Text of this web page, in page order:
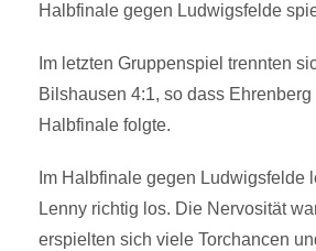
Halbfinale gegen Ludwigsfelde
Im letzten Gruppenspiel trennten
Bilshausen 4:1, so dass
Halbfinale folgte.
Im Halbfinale gegen Ludwigsfelde
Lenny richtig los. Die Nervosität
erspielten sich viele Torchancen